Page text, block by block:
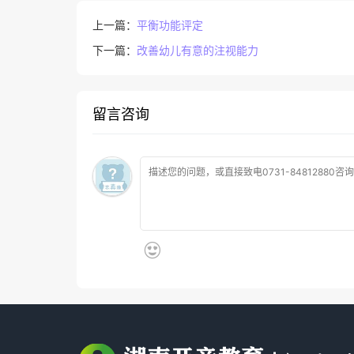
上一篇： 平衡功能评定
下一篇： 改善幼儿有意的注视能力
留言咨询